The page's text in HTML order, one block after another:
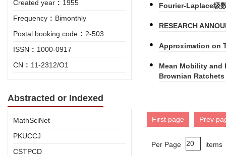
Created year : 1955
Frequency : Bimonthly
Postal booking code : 2-503
ISSN : 1000-0917
CN : 11-2312/O1
Abstracted or Indexed
MathSciNet
PKUCCJ
CSTPCD
Fourier-Laplace级
RESEARCH
Approximation on
Mean Mobility and
Brownian Ratchets
First page Prev
Per Page items